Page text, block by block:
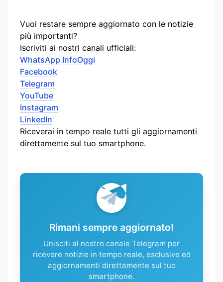
Vuoi restare sempre aggiornato con le notizie
più importanti?
Iscriviti ai nostri canali ufficiali:
WhatsApp InfoOggi
Facebook
Telegram
YouTube
Instagram
LinkedIn
Riceverai in tempo reale tutti gli aggiornamenti
direttamente sul tuo smartphone.
Rimani sempre aggiornato!
Unisciti al nostro canale Telegram per
ricevere notizie in tempo reale, esclusive ed
aggiornamenti direttamente sul tuo
smartphone.